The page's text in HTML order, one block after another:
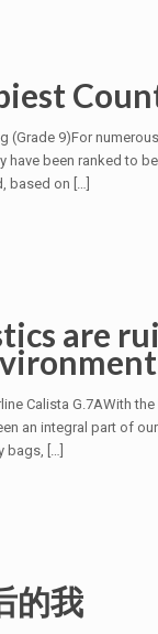
(Grade 9)For
have been ranked to
based on […]
are
Calista G.7AWith
an integral part of
bags, […]
的我